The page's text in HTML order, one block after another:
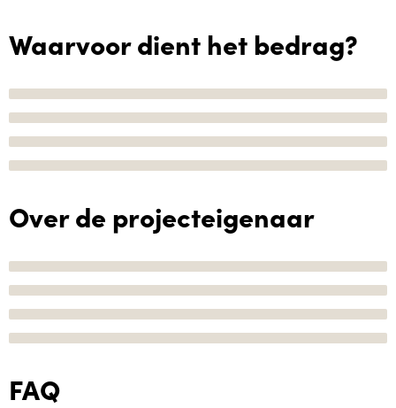
Waarvoor dient het bedrag?
Over de projecteigenaar
FAQ